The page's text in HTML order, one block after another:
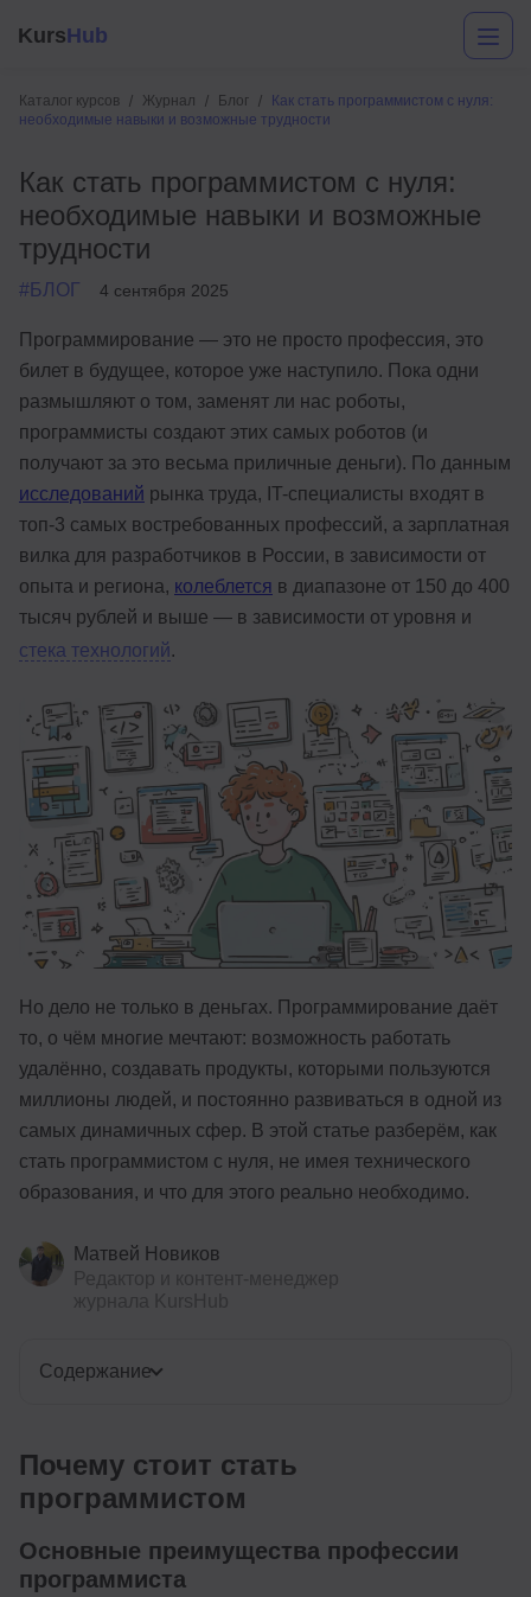
KursHub
Каталог курсов Журнал Блог
Как стать программистом с нуля:
необходимые навыки и возможные трудности
Как стать программистом с нуля:
необходимые навыки и возможные
трудности
#БЛОГ 4 сентября 2025
Программирование — это не просто профессия, это
билет в будущее, которое уже наступило. Пока одни
размышляют о том, заменят ли нас роботы,
программисты создают этих самых роботов (и
получают за это весьма приличные деньги). По данным
исследований рынка труда, IT-специалисты входят в
топ-3 самых востребованных профессий, а зарплатная
вилка для разработчиков в России, в зависимости от
опыта и региона, колеблется в диапазоне от 150 до 400
тысяч рублей и выше — в зависимости от уровня и
стека технологий.
Но дело не только в деньгах. Программирование даёт
то, о чём многие мечтают: возможность работать
удалённо, создавать продукты, которыми пользуются
миллионы людей, и постоянно развиваться в одной из
самых динамичных сфер. В этой статье разберём, как
стать программистом с нуля, не имея технического
образования, и что для этого реально необходимо.
Матвей Новиков
Содержание
Почему стоит стать
программистом
Основные преимущества профессии
программиста
Маркетинг
Аналитика
Менеджмент
Иностранные языки
Soft Skills
ДПО
Детям
Акции и промокоды
Рейтинг онлайн-школ